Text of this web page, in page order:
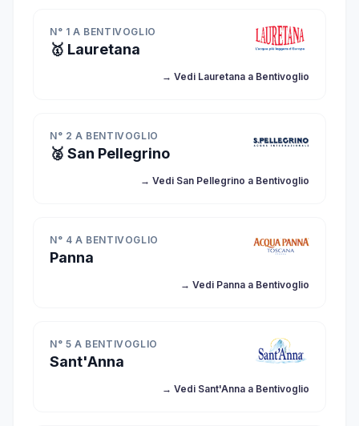
N° 1 A BENTIVOGLIO
🥇 Lauretana
→ Vedi Lauretana a Bentivoglio
N° 2 A BENTIVOGLIO
🥈 San Pellegrino
→ Vedi San Pellegrino a Bentivoglio
N° 4 A BENTIVOGLIO
Panna
→ Vedi Panna a Bentivoglio
N° 5 A BENTIVOGLIO
Sant'Anna
→ Vedi Sant'Anna a Bentivoglio